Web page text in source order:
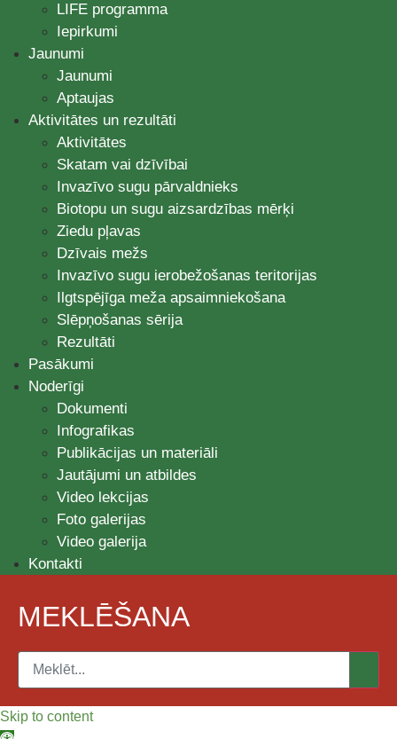
LIFE programma
Iepirkumi
Jaunumi
Jaunumi
Aptaujas
Aktivitātes un rezultāti
Aktivitātes
Skatam vai dzīvībai
Invazīvo sugu pārvaldnieks
Biotopu un sugu aizsardzības mērķi
Ziedu pļavas
Dzīvais mežs
Invazīvo sugu ierobežošanas teritorijas
Ilgtspējīga meža apsaimniekošana
Slēpņošanas sērija
Rezultāti
Pasākumi
Noderīgi
Dokumenti
Infografikas
Publikācijas un materiāli
Jautājumi un atbildes
Video lekcijas
Foto galerijas
Video galerija
Kontakti
MEKLĒŠANA
Skip to content